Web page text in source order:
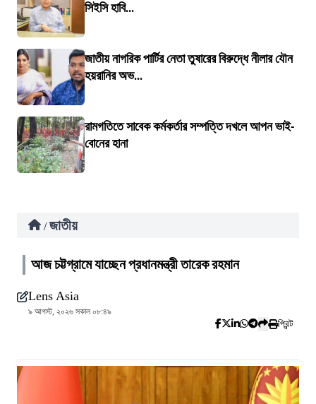
সিইসি হাবি...
জাতীয় নাগরিক পার্টির নেতা তুষারের বিরুদ্ধে নীলার যৌন
হয়রানির অভ...
রামগতিতে সাবেক কর্মকর্তার সম্পত্তি দখলে আপন ভাই-
বোনের হানা
/ জাতীয়
আজ চট্টগ্রামে যাচ্ছেন প্রধানমন্ত্রী তারেক রহমান
Lens Asia
৯ আগস্ট, ২০২৬ সকাল ০৮:৪৯
প্রিন্ট